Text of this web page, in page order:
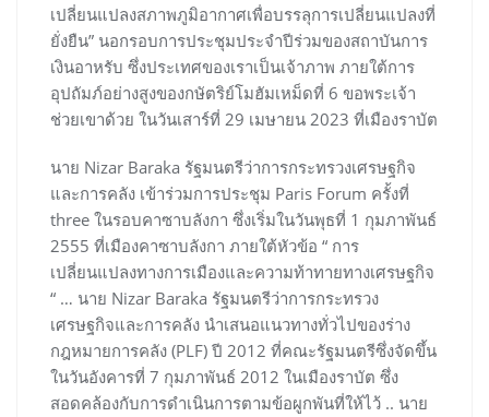
เปลี่ยนแปลงสภาพภูมิอากาศเพื่อบรรลุการเปลี่ยนแปลงที่
ยั่งยืน” นอกรอบการประชุมประจำปีร่วมของสถาบันการ
เงินอาหรับ ซึ่งประเทศของเราเป็นเจ้าภาพ ภายใต้การ
อุปถัมภ์อย่างสูงของกษัตริย์โมฮัมเหม็ดที่ 6 ขอพระเจ้า
ช่วยเขาด้วย ในวันเสาร์ที่ 29 เมษายน 2023 ที่เมืองราบัต
นาย Nizar Baraka รัฐมนตรีว่าการกระทรวงเศรษฐกิจ
และการคลัง เข้าร่วมการประชุม Paris Forum ครั้งที่
three ในรอบคาซาบลังกา ซึ่งเริ่มในวันพุธที่ 1 กุมภาพันธ์
2555 ที่เมืองคาซาบลังกา ภายใต้หัวข้อ “ การ
เปลี่ยนแปลงทางการเมืองและความท้าทายทางเศรษฐกิจ
“ … นาย Nizar Baraka รัฐมนตรีว่าการกระทรวง
เศรษฐกิจและการคลัง นำเสนอแนวทางทั่วไปของร่าง
กฎหมายการคลัง (PLF) ปี 2012 ที่คณะรัฐมนตรีซึ่งจัดขึ้น
ในวันอังคารที่ 7 กุมภาพันธ์ 2012 ในเมืองราบัต ซึ่ง
สอดคล้องกับการดำเนินการตามข้อผูกพันที่ให้ไว้ .. นาย